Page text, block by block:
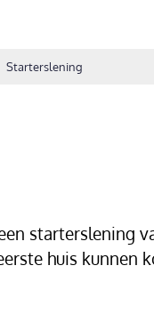
Starterslening
starterslening
huis kunnen